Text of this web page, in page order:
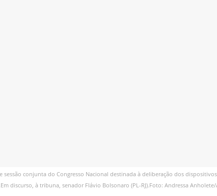
conjunta do Congresso Nacional destinada à deliberação dos
discurso, à tribuna, senador Flávio Bolsonaro (PL-RJ).Foto: Andressa